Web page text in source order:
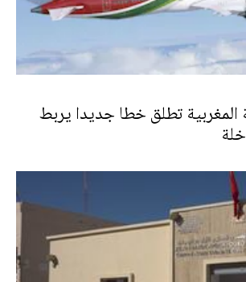
المغربية تطلق خطا جديدا يربط